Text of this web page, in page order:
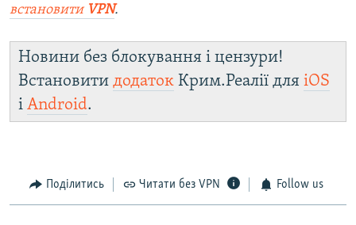
встановити VPN.
Новини без блокування і цензури!
Встановити додаток Крим.Реалії для iOS
і Android.
Поділитись Читати без VPN Follow us